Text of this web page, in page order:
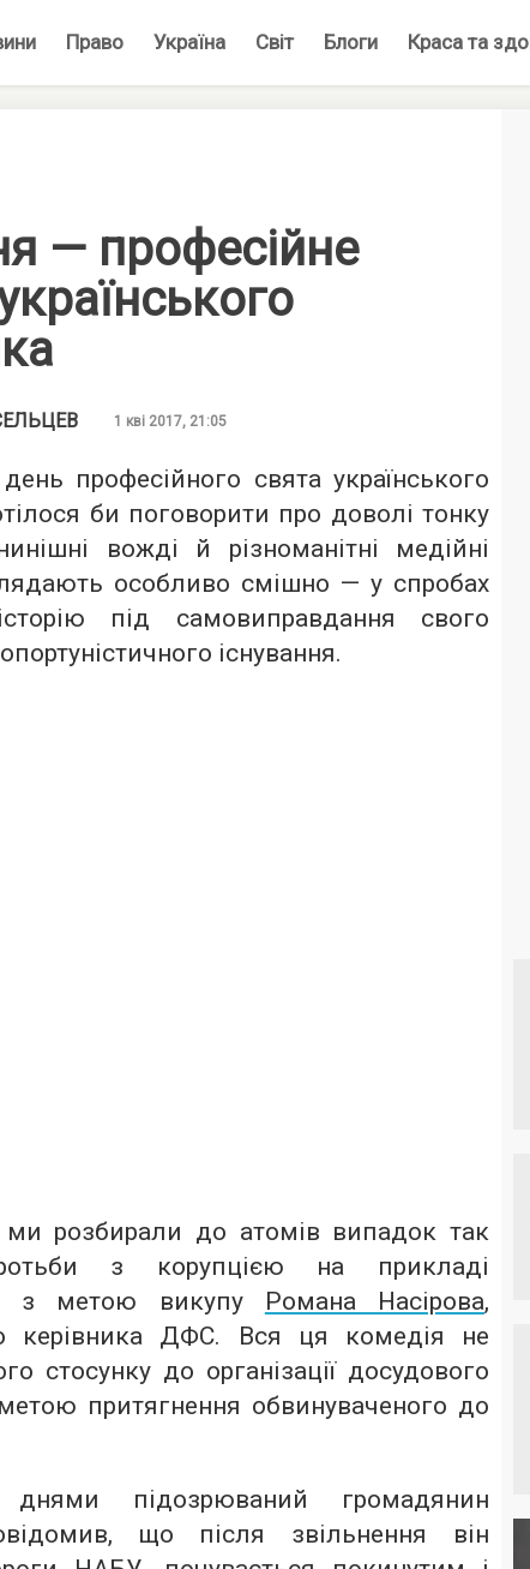
Право Україна Світ Блоги Краса та
— професійне
1 кві 2017, 21:05
професійного свята українського
би поговорити про доволі тонку
вожді й різноманітні медійні
особливо смішно — у спробах
під самовиправдання свого
існування.
розбирали до атомів випадок так
з корупцією на прикладі
з метою викупу Романа Насірова,
керівника ДФС. Вся ця комедія не
стосунку до організації досудового
притягнення обвинуваченого до
днями підозрюваний громадянин
що після звільнення він